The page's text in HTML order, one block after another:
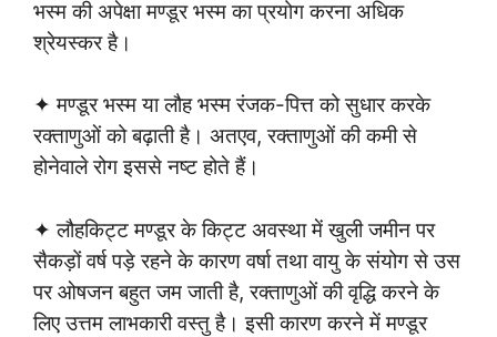
भस्म की अपेक्षा मण्डूर भस्म का प्रयोग करना अधिक
श्रेयस्कर है।
✦ मण्डूर भस्म या लौह भस्म रंजक-पित्त को सुधार करके
रक्ताणुओं को बढ़ाती है। अतएव, रक्ताणुओं की कमी से
होनेवाले रोग इससे नष्ट होते हैं।
✦ लौहकिट्ट मण्डूर के किट्ट अवस्था में खुली जमीन पर
सैकड़ों वर्ष पड़े रहने के कारण वर्षा तथा वायु के संयोग से उस
पर ओषजन बहुत जम जाती है, रक्ताणुओं की वृद्धि करने के
लिए उत्तम लाभकारी वस्तु है। इसी कारण करने में मण्डूर